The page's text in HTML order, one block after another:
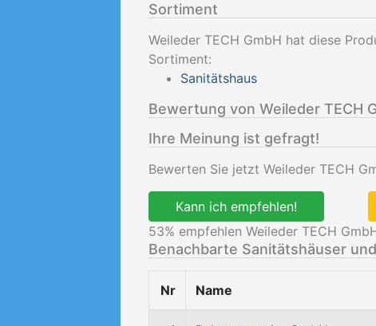
Sortiment
Weileder TECH GmbH hat diese
Sortiment:
Sanitätshaus
Bewertung von Weileder TECH
Ihre Meinung ist gefragt!
Bewerten Sie jetzt Weileder TECH
Kann ich empfehlen!
53% empfehlen Weileder TECH
Benachbarte Sanitätshäuser
Nr Name